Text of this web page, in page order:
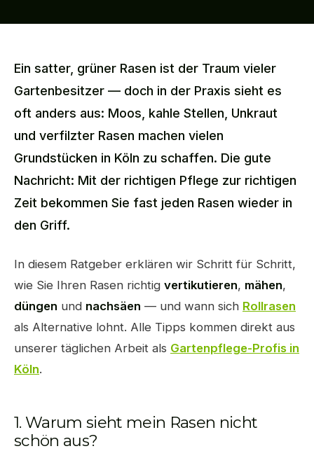
Ein satter, grüner Rasen ist der Traum vieler
Gartenbesitzer — doch in der Praxis sieht es
oft anders aus: Moos, kahle Stellen, Unkraut
und verfilzter Rasen machen vielen
Grundstücken in Köln zu schaffen. Die gute
Nachricht: Mit der richtigen Pflege zur richtigen
Zeit bekommen Sie fast jeden Rasen wieder in
den Griff.
In diesem Ratgeber erklären wir Schritt für Schritt,
wie Sie Ihren Rasen richtig vertikutieren, mähen,
düngen und nachsäen — und wann sich Rollrasen
als Alternative lohnt. Alle Tipps kommen direkt aus
unserer täglichen Arbeit als Gartenpflege-Profis in
Köln.
1. Warum sieht mein Rasen nicht
schön aus?